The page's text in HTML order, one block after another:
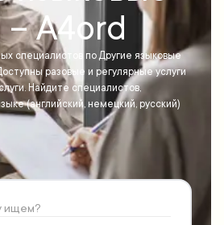
– A4ord
специалистов по Другие языковые
разовые и регулярные услуги
Найдите специалистов,
(английский, немецкий, русский)